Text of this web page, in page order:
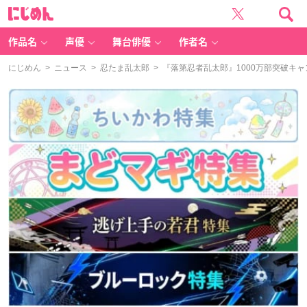
作品名 声優 舞台俳優 作者名
にじめん > ニュース > 忍たま乱太郎 > 『落第忍者乱太郎』1000万部突破キ